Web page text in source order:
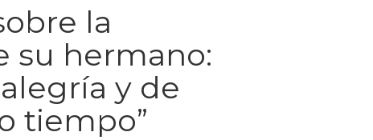
la
su hermano:
y de
tiempo”